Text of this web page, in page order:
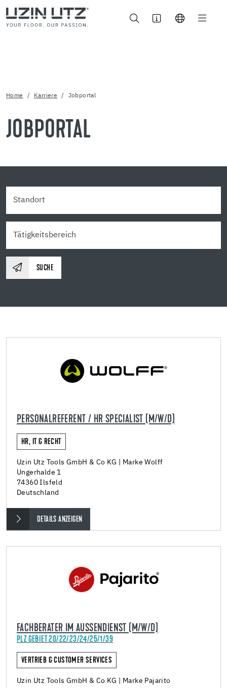
Home Karriere Jobportal
JOBPORTAL
SUCHE
PERSONALREFERENT / HR SPECIALIST (M/W/D)
HR, IT & RECHT
Uzin Utz Tools GmbH & Co KG | Marke Wolff
Ungerhalde 1
74360 Ilsfeld
Deutschland
DETAILS ANZEIGEN
FACHBERATER IM AUSSENDIENST (M/W/D)
PLZ GEBIET 20/22/23/24/25/1/39
VERTRIEB & CUSTOMER SERVICES
Uzin Utz Tools GmbH & Co KG | Marke Pajarito